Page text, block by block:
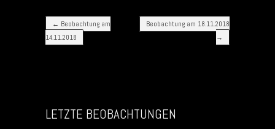
Post navigation
← Beobachtung am
14.11.2018
Beobachtung am 18.11.2018
→
LETZTE BEOBACHTUNGEN